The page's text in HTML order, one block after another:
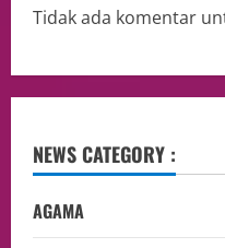
Tidak ada komentar
NEWS CATEGORY :
AGAMA